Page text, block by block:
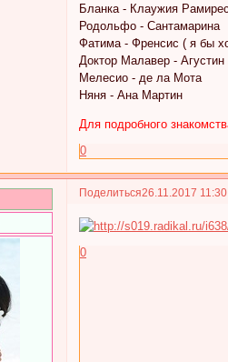
Бланка - Клаужия
Родольфо - Сантамарина
Фатима - Френсис ( я бы
Доктор Малавер - Агустин
Мелесио - де ла Мота
Няня - Ана Мартин
Для подробного
0
Поделиться26.11.2017
0